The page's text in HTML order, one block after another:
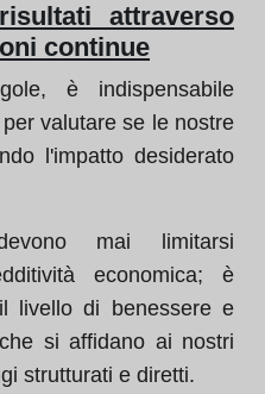
attraverso
continue
è indispensabile
valutare se le nostre
l'impatto desiderato
mai limitarsi
economica; è
livello di benessere e
si affidano ai nostri
strutturati e diretti.